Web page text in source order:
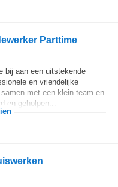
Parttime
bij aan een uitstekende
en vriendelijke
met een klein team en
en geholpen...